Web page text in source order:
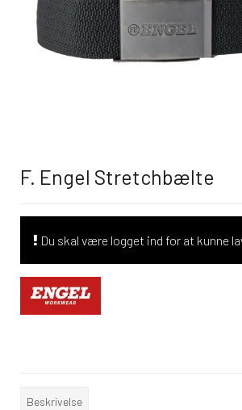
F. Engel Stretchbælte
Du skal være logget ind for at kunne
Beskrivelse